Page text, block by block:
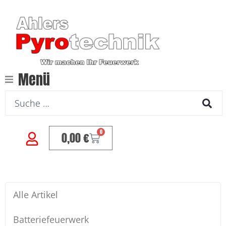
Menü
0,00€ 0
Alle Artikel
Batteriefeuerwerk